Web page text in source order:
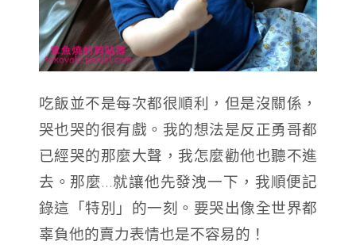
吃飯並不是每次都很順利，但是沒關係，
哭也哭的很有戲。我的想法是反正勇哥都
已經哭的那麼大聲，我怎麼勸他也聽不進
去。那麼…就讓他先發洩一下，我順便記
錄這「特別」的一刻。要哭出像全世界都
辜負他的賣力表情也是不容易的！